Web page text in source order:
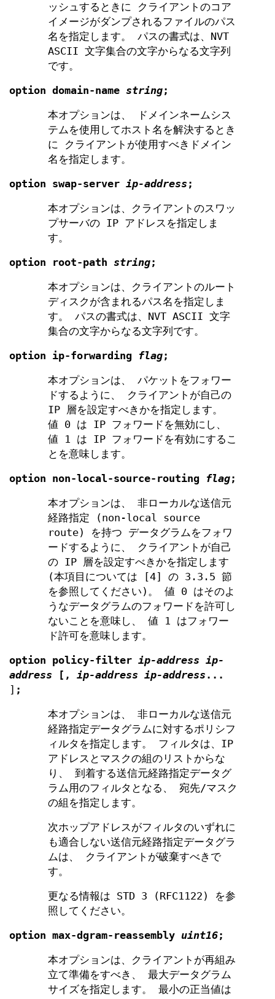
ッシュするときに クライアントのコア
イメージがダンプされるファイルのパス
名を指定します。 パスの書式は、NVT
ASCII 文字集合の文字からなる文字列
です。
option domain-name string;
本オプションは、 ドメインネームシス
テムを使用してホスト名を解決するとき
に クライアントが使用すべきドメイン
名を指定します。
option swap-server ip-address ;
本オプションは、クライアントのスワッ
プサーバの IP アドレスを指定しま
す。
option root-path string;
本オプションは、クライアントのルート
ディスクが含まれるパス名を指定しま
す。 パスの書式は、NVT ASCII 文字
集合の文字からなる文字列です。
option ip-forwarding flag;
本オプションは、 パケットをフォワー
ドするように、 クライアントが自己の
IP 層を設定すべきかを指定します。
値 0 は IP フォワードを無効にし、
値 1 は IP フォワードを有効にするこ
とを意味します。
option non-local-source-routing flag;
本オプションは、 非ローカルな送信元
経路指定 (non-local source
route) を持つ データグラムをフォワ
ードするように、 クライアントが自己
の IP 層を設定すべきかを指定します
(本項目については [4] の 3.3.5 節
を参照してください)。 値 0 はそのよ
うなデータグラムのフォワードを許可し
ないことを意味し、 値 1 はフォワー
ド許可を意味します。
option policy-filter ip-address ip-
address [ , ip-address ip-address ...
] ;
本オプションは、 非ローカルな送信元
経路指定データグラムに対するポリシフ
ィルタを指定します。 フィルタは、IP
アドレスとマスクの組のリストからな
り、 到着する送信元経路指定データグ
ラム用のフィルタとなる、 宛先/マスク
の組を指定します。
次ホップアドレスがフィルタのいずれに
も適合しない送信元経路指定データグラ
ムは、 クライアントが破棄すべきで
す。
更なる情報は STD 3 (RFC1122) を参
照してください。
option max-dgram-reassembly uint16;
本オプションは、クライアントが再組み
立て準備をすべき、 最大データグラム
サイズを指定します。 最小の正当値は